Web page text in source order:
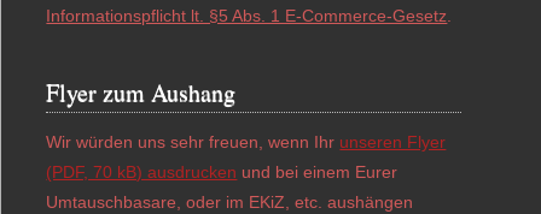
Informationspflicht lt. §5 Abs. 1 E-Commerce-Gesetz.
Flyer zum Aushang
Wir würden uns sehr freuen, wenn Ihr unseren Flyer
(PDF, 70 kB) ausdrucken und bei einem Eurer
Umtauschbasare, oder im EKiZ, etc. aushängen